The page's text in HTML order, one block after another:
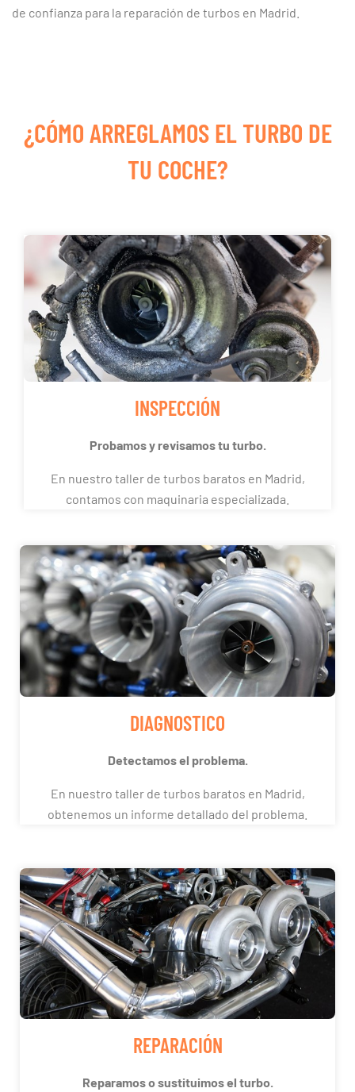
de confianza para la reparación de turbos en Madrid.
¿CÓMO ARREGLAMOS EL TURBO DE
TU COCHE?
INSPECCIÓN
Probamos y revisamos tu turbo.
En nuestro taller de turbos baratos en Madrid,
contamos con maquinaria especializada.
DIAGNOSTICO
Detectamos el problema.
En nuestro taller de turbos baratos en Madrid,
obtenemos un informe detallado del problema.
REPARACIÓN
Reparamos o sustituimos el turbo.